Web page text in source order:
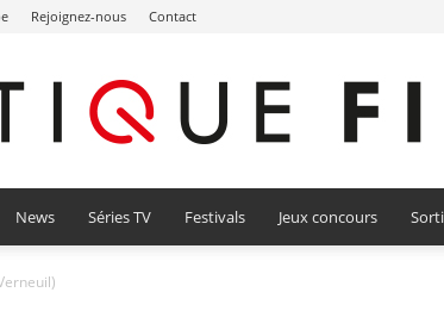
Rejoignez-nous Contact
News Séries TV Festivals Jeux concours